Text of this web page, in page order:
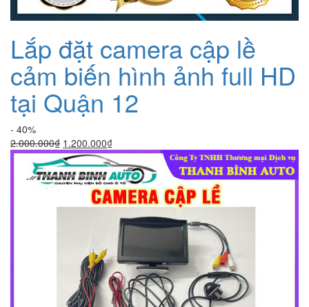
Lắp đặt camera cập lề
cảm biến hình ảnh full HD
tại Quận 12
- 40%
2.000.000₫ Giá
gốc
là:
2.000.000₫.
1.200.000₫Giá
hiện
tại
là:
1.200.000₫.